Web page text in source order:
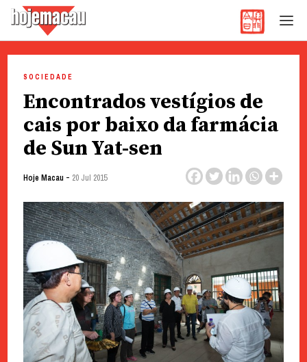
content
SOCIEDADE
Encontrados vestígios de
cais por baixo da farmácia
de Sun Yat-sen
Hoje Macau - 20 Jul 2015